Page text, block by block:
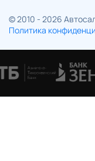
© 2010 - 2026
Политика